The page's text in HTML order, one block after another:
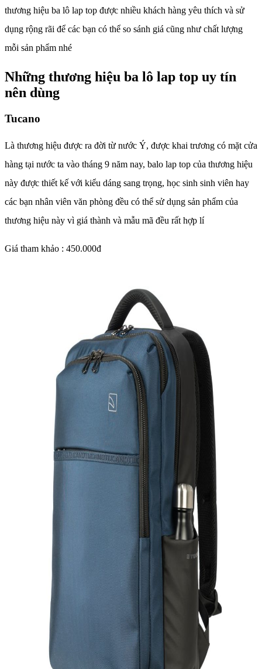
thương hiệu ba lô lap top được nhiều khách hàng yêu thích và sử
dụng rộng rãi để các bạn có thể so sánh giá cũng như chất lượng
mỗi sản phẩm nhé
Những thương hiệu ba lô lap top uy tín
nên dùng
Tucano
Là thương hiệu được ra đời từ nước Ý, được khai trương có mặt cửa
hàng tại nước ta vào tháng 9 năm nay, balo lap top của thương hiệu
này được thiết kế với kiểu dáng sang trọng, học sinh sinh viên hay
các bạn nhân viên văn phòng đều có thể sử dụng sản phẩm của
thương hiệu này vì giá thành và mẫu mã đều rất hợp lí
Giá tham khảo : 450.000đ